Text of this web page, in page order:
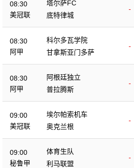
08:30
美冠联
塔尔萨FC
-
底特律城
08:30
阿甲
科尔多瓦学院
-
甘拿斯亚门多萨
08:30
阿甲
阿根廷独立
-
普拉腾斯
09:00
美冠联
埃尔帕索机车
-
奥克兰根
09:00
秘鲁甲
体育生队
-
利马联盟